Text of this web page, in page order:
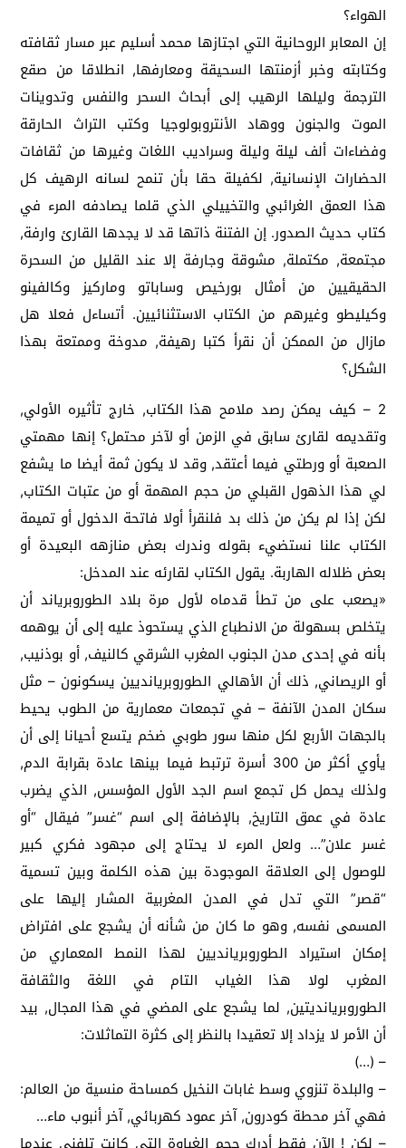
الهواء؟
إن المعابر الروحانية التي اجتازها محمد أسليم عبر مسار ثقافته
وكتابته وخبر أزمنتها السحيقة ومعارفها, انطلاقا من صقع
الترجمة وليلها الرهيب إلى أبحاث السحر والنفس وتدوينات
الموت والجنون ووهاد الأنتروبولوجيا وكتب التراث الحارقة
وفضاءات ألف ليلة وليلة وسراديب اللغات وغيرها من ثقافات
الحضارات الإنسانية, لكفيلة حقا بأن تنمح لسانه الرهيف كل
هذا العمق الغرائبي والتخييلي الذي قلما يصادفه المرء في
كتاب حديث الصدور. إن الفتنة ذاتها قد لا يجدها القارئ وارفة,
مجتمعة, مكتملة, مشوقة وجارفة إلا عند القليل من السحرة
الحقيقيين من أمثال بورخيص وساباتو وماركيز وكالفينو
وكيليطو وغيرهم من الكتاب الاستثنائيين. أتساءل فعلا هل
مازال من الممكن أن نقرأ كتبا رهيفة, مدوخة وممتعة بهذا
الشكل؟
2 – كيف يمكن رصد ملامح هذا الكتاب, خارج تأثيره الأولي,
وتقديمه لقارئ سابق في الزمن أو لآخر محتمل؟ إنها مهمتي
الصعبة أو ورطتي فيما أعتقد, وقد لا يكون ثمة أيضا ما يشفع
لي هذا الذهول القبلي من حجم المهمة أو من عتبات الكتاب,
لكن إذا لم يكن من ذلك بد فلنقرأ أولا فاتحة الدخول أو تميمة
الكتاب علنا نستضيء بقوله وندرك بعض منازهه البعيدة أو
بعض ظلاله الهاربة. يقول الكتاب لقارئه عند المدخل:
«يصعب على من تطأ قدماه لأول مرة بلاد الطوروبرياند أن
يتخلص بسهولة من الانطباع الذي يستحوذ عليه إلى أن يوهمه
بأنه في إحدى مدن الجنوب المغرب الشرقي كالنيف, أو بوذنيب,
أو الريصاني, ذلك أن الأهالي الطوروبريانديين يسكونون – مثل
سكان المدن الآنفة – في تجمعات معمارية من الطوب يحيط
بالجهات الأربع لكل منها سور طوبي ضخم يتسع أحيانا إلى أن
يأوي أكثر من 300 أسرة ترتبط فيما بينها عادة بقرابة الدم,
ولذلك يحمل كل تجمع اسم الجد الأول المؤسس, الذي يضرب
عادة في عمق التاريخ, بالإضافة إلى اسم “غسر” فيقال “أو
غسر علان”… ولعل المرء لا يحتاج إلى مجهود فكري كبير
للوصول إلى العلاقة الموجودة بين هذه الكلمة وبين تسمية
“قصر” التي تدل في المدن المغربية المشار إليها على
المسمى نفسه, وهو ما كان من شأنه أن يشجع على افتراض
إمكان استيراد الطوروبريانديين لهذا النمط المعماري من
المغرب لولا هذا الغياب التام في اللغة والثقافة
الطوروبريانديتين, لما يشجع على المضي في هذا المجال, بيد
أن الأمر لا يزداد إلا تعقيدا بالنظر إلى كثرة التماثلات:
– (…)
– والبلدة تنزوي وسط غابات النخيل كمساحة منسية من العالم:
فهي آخر محطة كودرون, آخر عمود كهربائي, آخر أنبوب ماء…